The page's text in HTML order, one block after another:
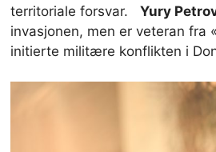
territoriale forsvar. Yury
invasjonen, men er veteran fra
initierte militære konflikten i